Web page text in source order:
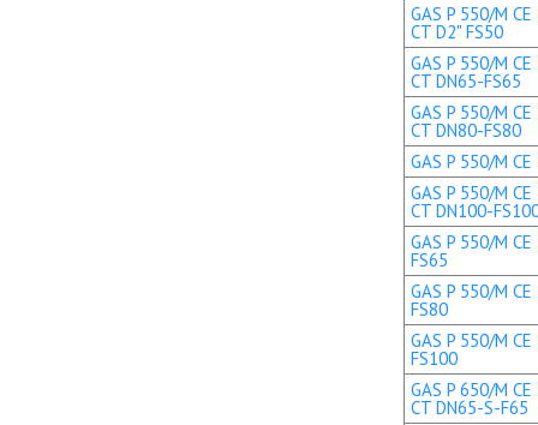
GAS P 550/M CE
CT D2" FS50
GAS P 550/M CE
CT DN65-FS65
GAS P 550/M CE
CT DN80-FS80
GAS P 550/M CE
GAS P 550/M CE
CT DN100-
GAS P 550/M
FS65
GAS P 550/M
FS80
GAS P 550/M
FS100
GAS P 650/M CE
CT DN65-S-F65